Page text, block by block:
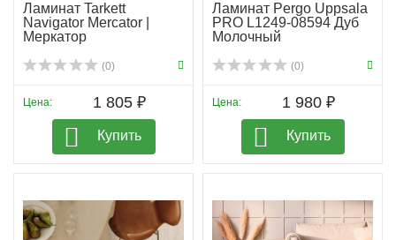
Ламинат Tarkett
Navigator Mercator |
Меркатор
(0)
Цена: 1 805 ₽
Купить
Ламинат Pergo Uppsala
PRO L1249-08594 Дуб
Молочный
(0)
Цена: 1 980 ₽
Купить